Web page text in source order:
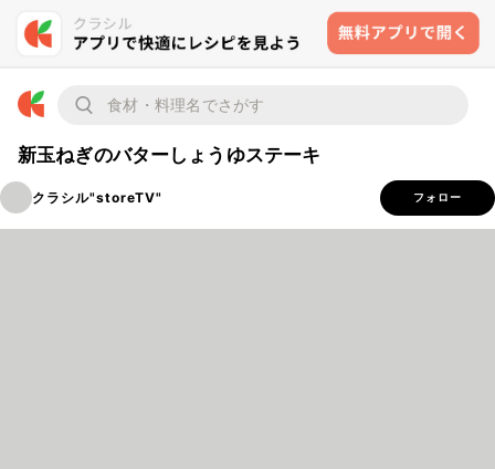
新玉ねぎのバターしょうゆステーキ
クラシル"storeTV" フォロー